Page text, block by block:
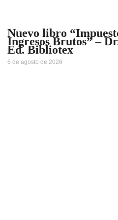
Nuevo libro
Ingresos Brutos” –
Ed. Bibliotex
6 de agosto de 2026